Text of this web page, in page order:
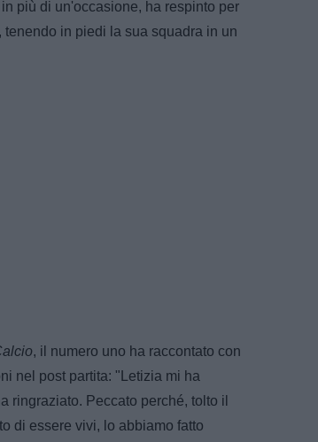
più di un'occasione, ha respinto per
in piedi la sua squadra in un
, il numero uno ha raccontato con
nel post partita: "Letizia mi ha
ringraziato. Peccato perché, tolto il
di essere vivi, lo abbiamo fatto